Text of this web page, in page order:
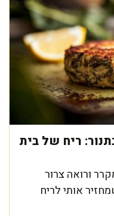
ריח של בית
ורואה צרור
אותי לריח